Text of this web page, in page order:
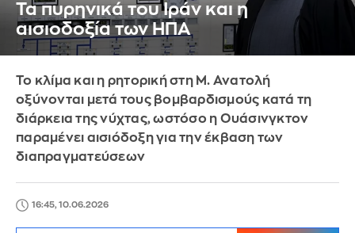
Τα πυρηνικά του Ιράν και η
αισιοδοξία των ΗΠΑ
Το κλίμα και η ρητορική στη Μ. Ανατολή
οξύνονται μετά τους βομβαρδισμούς κατά τη
διάρκεια της νύχτας, ωστόσο η Ουάσινγκτον
παραμένει αισιόδοξη για την έκβαση των
διαπραγματεύσεων
16:45, 10.06.2026